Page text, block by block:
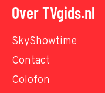
Over TVgids.nl
SkyShowtime
Contact
Colofon